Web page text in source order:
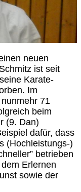
neuen
ist seit
Karate-
Im
71
beim
(9. Dan)
dafür, dass
(Hochleistungs-)
betrieben
Erlernen
sowie der